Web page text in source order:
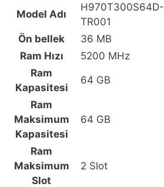
Model Adı
H970T300S64D-
TR001
Ön bellek 36 MB
Ram Hızı
5200 MHz
Ram
Kapasitesi
64 GB
Ram
Maksimum
Kapasitesi
64 GB
Ram
Maksimum
Slot
2 Slot